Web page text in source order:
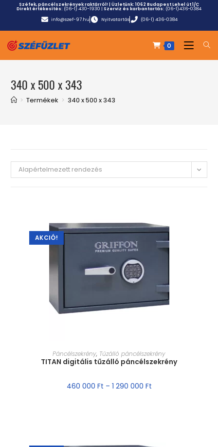
Széfek, páncélszekrények raktárról! | Üzletünk:1062 Budapest Lehel út 1/C
Direkt értékesítés: (06-1) 430-1930 | Szerviz és karbantartás: (06-1)436-0384
info@szef-97.hu
Nyitvatartás (06-1) 436-0384
0
340 x 500 x 343
> Termékek > 340 x 500 x 343
Alapértelmezett rendezés
AKCIÓ!
MÉRET VÁLASZTÁSA
Páncélszekrény, Tűzálló páncélszekrény
TITAN digitális tűzálló páncélszekrény
460 000 Ft – 1 290 000 Ft